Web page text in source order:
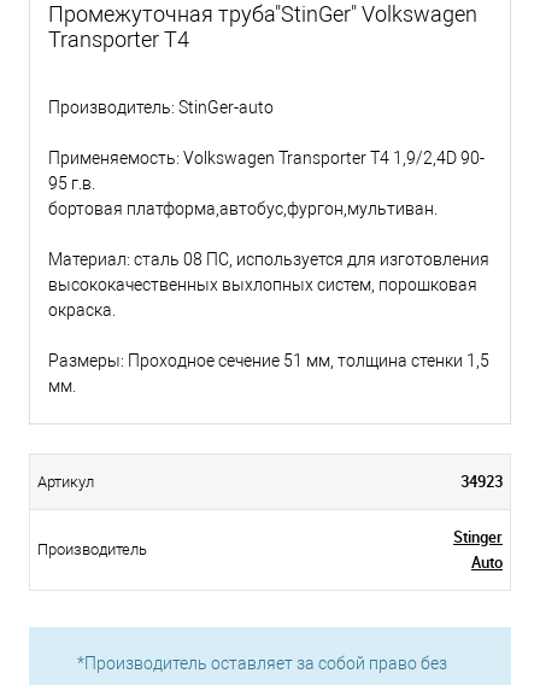
Промежуточная труба"StinGer" Volkswagen
Transporter T4
Производитель: StinGer-auto
Применяемость: Volkswagen Transporter Т4 1,9/2,4D 90-
95 г.в.
бортовая платформа,автобус,фургон,мультиван.
Материал: сталь 08 ПC, используется для изготовления
высококачественных выхлопных систем, порошковая
окраска.
Размеры: Проходное сечение 51 мм, толщина стенки 1,5
мм.
Артикул 34923
Производитель
Stinger
Auto
*Производитель оставляет за собой право без